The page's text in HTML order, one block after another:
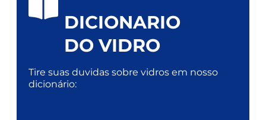
DICIONARIO
DO VIDRO
Tire suas duvidas sobre vidros em nosso
dicionário: